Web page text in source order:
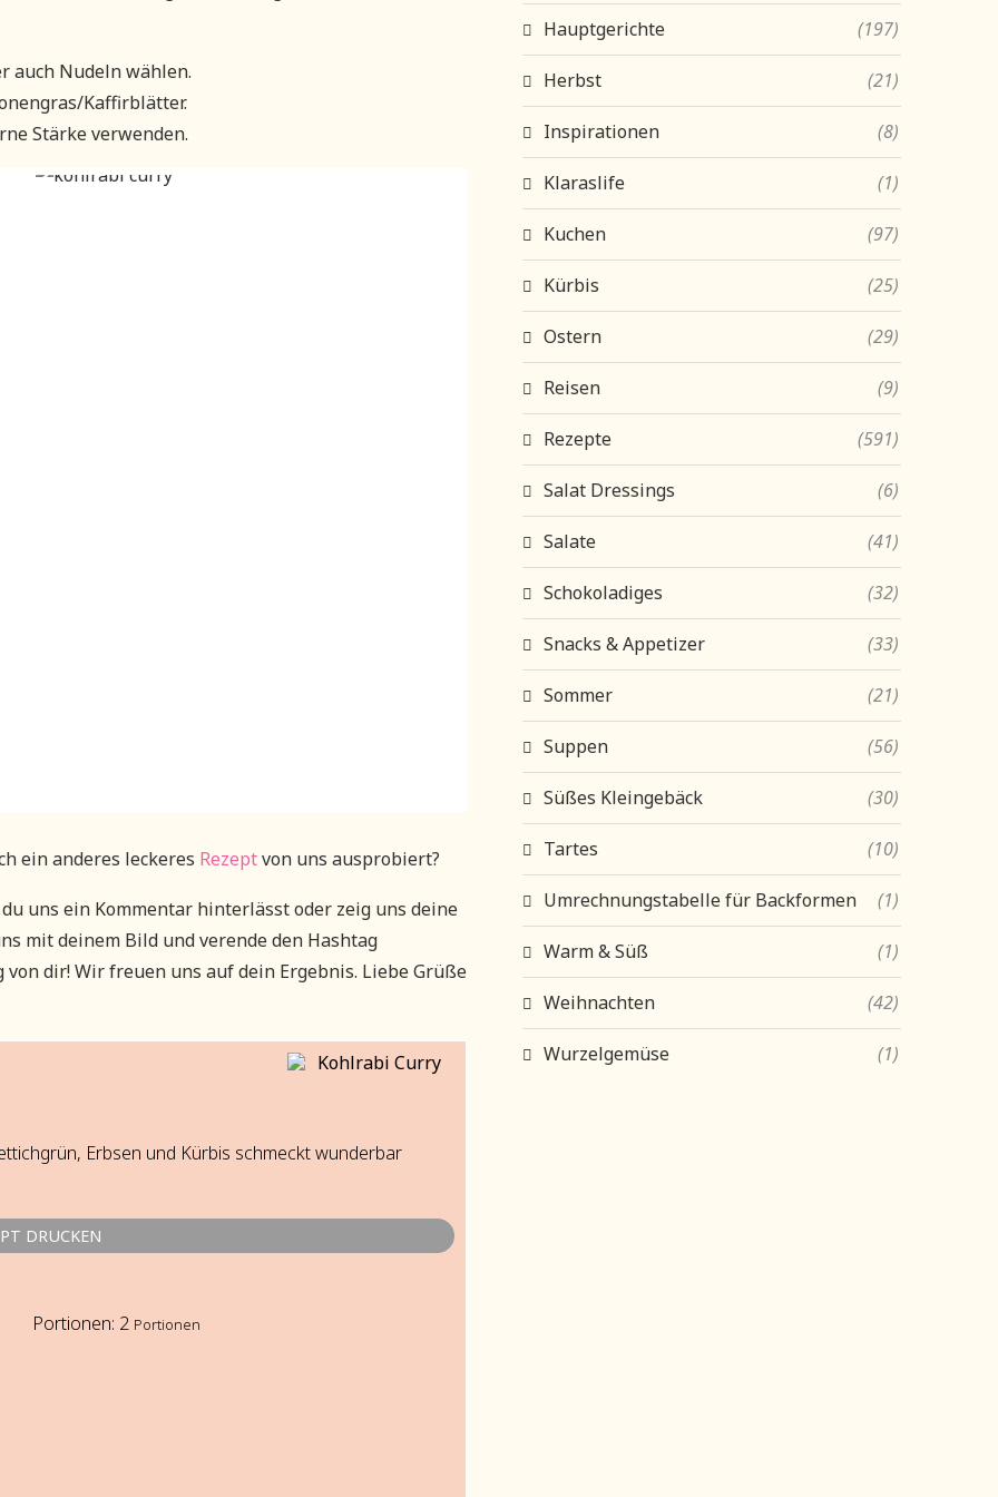
auch Nudeln wählen.
Kaffirblätter.
Stärke verwenden.
ein anderes leckeres Rezeptvon uns ausprobiert?
uns ein Kommentar hinterlässt oder zeig uns deine
mit deinem Bild und verende den Hashtag
dir! Wir freuen uns auf dein Ergebnis. Liebe Grüße
Erbsen und Kürbis schmeckt wunderbar
DRUCKEN
Portionen: 2 Portionen
Hauptgerichte (197)
Herbst (21)
Inspirationen (8)
Klaraslife (1)
Kuchen (97)
Kürbis (25)
Ostern (29)
Reisen (9)
Rezepte (591)
Salat Dressings (6)
Salate (41)
Schokoladiges (32)
Snacks & Appetizer (33)
Sommer (21)
Suppen (56)
Süßes Kleingebäck (30)
Tartes (10)
Umrechnungstabelle für Backformen (1)
Warm & Süß (1)
Weihnachten (42)
Wurzelgemüse (1)